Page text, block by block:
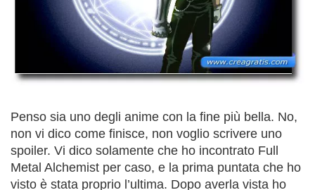
Penso sia uno degli anime con la fine più bella. No,
non vi dico come finisce, non voglio scrivere uno
spoiler. Vi dico solamente che ho incontrato Full
Metal Alchemist per caso, e la prima puntata che ho
visto è stata proprio l’ultima. Dopo averla vista ho